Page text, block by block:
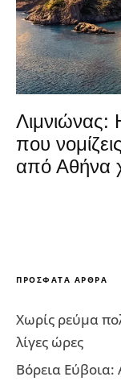
Λιμνιώνας:
που
από Αθήνα
ΠΡΌΣΦΑΤΑ ΆΡΘΡΑ
Χωρίς ρεύμα
λίγες ώρες
Βόρεια